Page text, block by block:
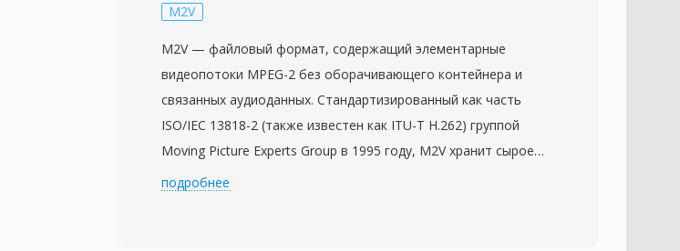
M2V
M2V — файловый формат, содержащий элементарные
видеопотоки MPEG-2 без оборачивающего контейнера и
связанных аудиоданных. Стандартизированный как часть
ISO/IEC 13818-2 (также известен как ITU-T H.262) группой
Moving Picture Experts Group в 1995 году, M2V хранит сырое
сжатое видео в том виде, в котором оно присутствовало бы
подробнее